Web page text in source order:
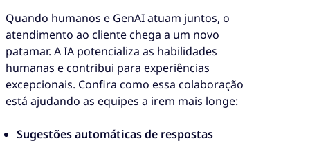
Quando humanos e GenAI atuam juntos, o
atendimento ao cliente chega a um novo
patamar. A IA potencializa as habilidades
humanas e contribui para experiências
excepcionais. Confira como essa colaboração
está ajudando as equipes a irem mais longe:
Sugestões automáticas de respostas